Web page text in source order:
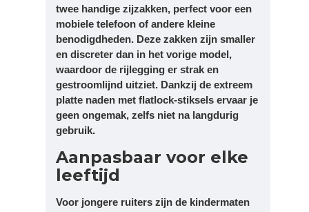
twee handige zijzakken, perfect voor een
mobiele telefoon of andere kleine
benodigdheden. Deze zakken zijn smaller
en discreter dan in het vorige model,
waardoor de rijlegging er strak en
gestroomlijnd uitziet. Dankzij de extreem
platte naden met flatlock-stiksels ervaar je
geen ongemak, zelfs niet na langdurig
gebruik.
Aanpasbaar voor elke
leeftijd
Voor jongere ruiters zijn de kindermaten